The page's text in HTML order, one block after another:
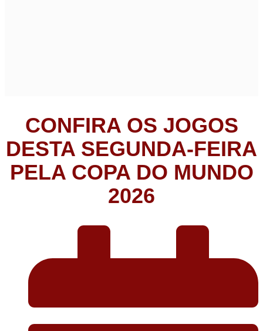
CONFIRA OS JOGOS
DESTA SEGUNDA-FEIRA
PELA COPA DO MUNDO
2026